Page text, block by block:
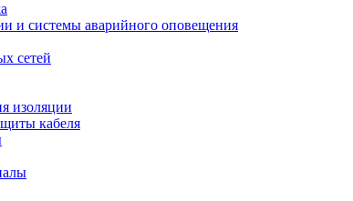
и системы аварийного оповещения
сетей
изоляции
кабеля